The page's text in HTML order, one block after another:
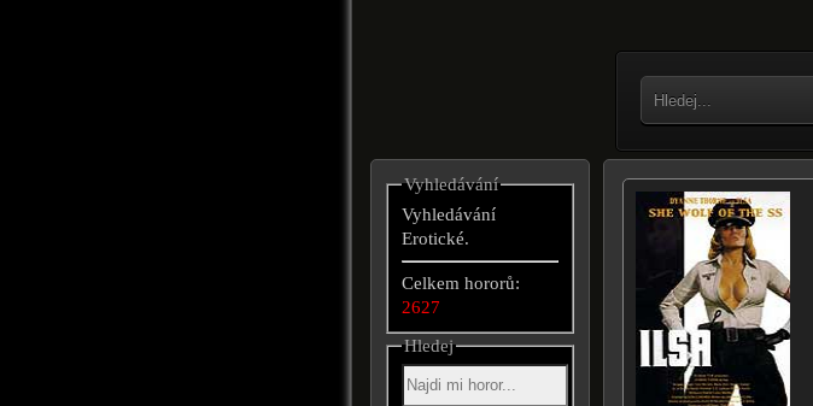
Vyhledávání
Vyhledávání
Erotické.
Celkem hororů:
2627
Hledej